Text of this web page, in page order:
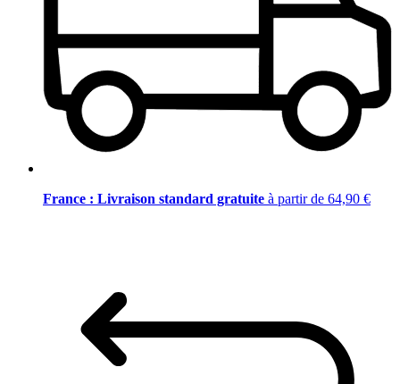
France : Livraison standard gratuite à partir de 64,90 €